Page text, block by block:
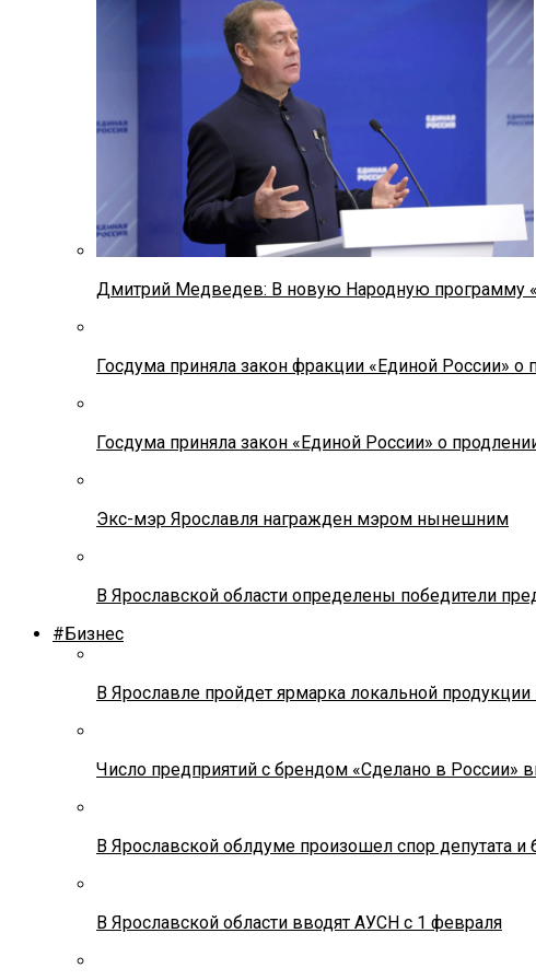
Дмитрий Медведев: В новую Народную программу
Госдума приняла закон фракции «Единой России»
Госдума приняла закон «Единой России» о
Экс-мэр Ярославля награжден мэром нынешним
В Ярославской области определены победители
#Бизнес
В Ярославле пройдет ярмарка локальной продукции
Число предприятий с брендом «Сделано в России»
В Ярославской облдуме произошел спор депутата
В Ярославской области вводят АУСН с 1 февраля